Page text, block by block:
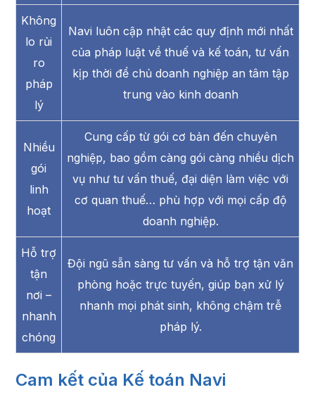
Không
lo rủi
ro
pháp
lý
Navi luôn cập nhật các quy định mới nhất
của pháp luật về thuế và kế toán, tư vấn
kịp thời để chủ doanh nghiệp an tâm tập
trung vào kinh doanh
Nhiều
gói
linh
hoạt
Cung cấp từ gói cơ bản đến chuyên
nghiệp, bao gồm càng gói càng nhiều dịch
vụ như tư vấn thuế, đại diện làm việc với
cơ quan thuế… phù hợp với mọi cấp độ
doanh nghiệp.
Hỗ trợ
tận
nơi –
nhanh
chóng
Đội ngũ sẵn sàng tư vấn và hỗ trợ tận văn
phòng hoặc trực tuyến, giúp bạn xử lý
nhanh mọi phát sinh, không chậm trễ
pháp lý.
Cam kết của Kế toán Navi